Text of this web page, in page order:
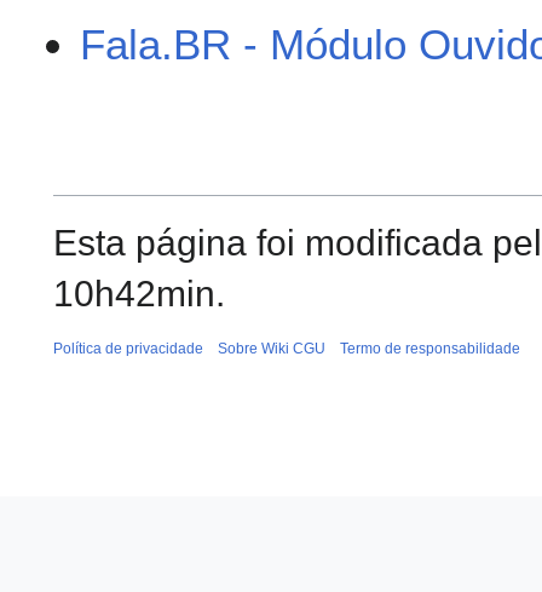
Fala.BR - Módulo
Esta página foi modificada
10h42min.
Política de privacidade Sobre Wiki CGU Termo de responsabilidade